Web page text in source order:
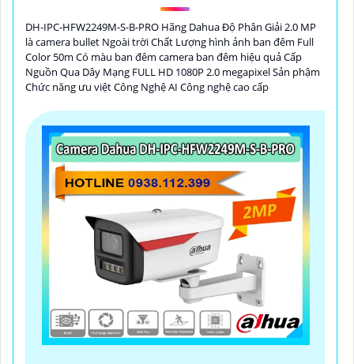
DH-IPC-HFW2249M-S-B-PRO Hãng Dahua Độ Phân Giải 2.0 MP
là camera bullet Ngoài trời Chất Lượng hình ảnh ban đêm Full
Color 50m Có màu ban đêm camera ban đêm hiệu quả Cấp
Nguồn Qua Dây Mạng FULL HD 1080P 2.0 megapixel Sản phậm
Chức năng ưu việt Công Nghệ AI Công nghệ cao cấp